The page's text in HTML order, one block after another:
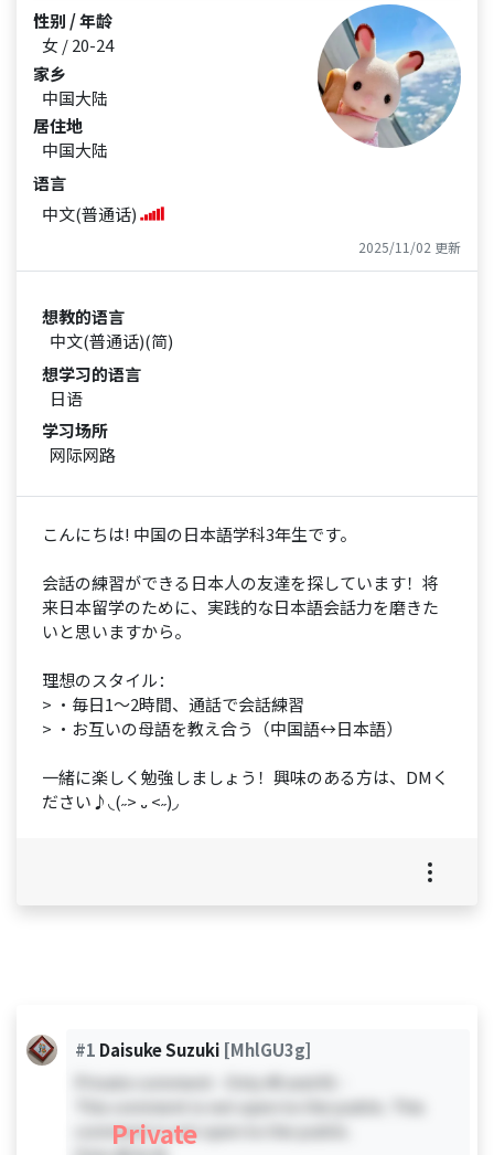
性别 / 年龄
女 / 20-24
家乡
中国大陆
居住地
中国大陆
语言
中文(普通话)
2025/11/02 更新
想教的语言
中文(普通话)(简)
想学习的语言
日语
学习场所
网际网路
こんにちは! 中国の日本語学科3年生です。
会話の練習ができる日本人の友達を探しています！将
来日本留学のために、実践的な日本語会話力を磨きた
いと思いますから。
理想のスタイル：
> ・毎日1〜2時間、通話で会話練習
> ・お互いの母語を教え合う（中国語↔日本語）
一緒に楽しく勉強しましょう！興味のある方は、DMく
ださい♪◟(˶> ᎑ <˶)◞
#1 Daisuke Suzuki [MhlGU3g]
Private comment - Only #0 and #1 -
This comment is not open to the public. This
comment is not open to the public.
Private